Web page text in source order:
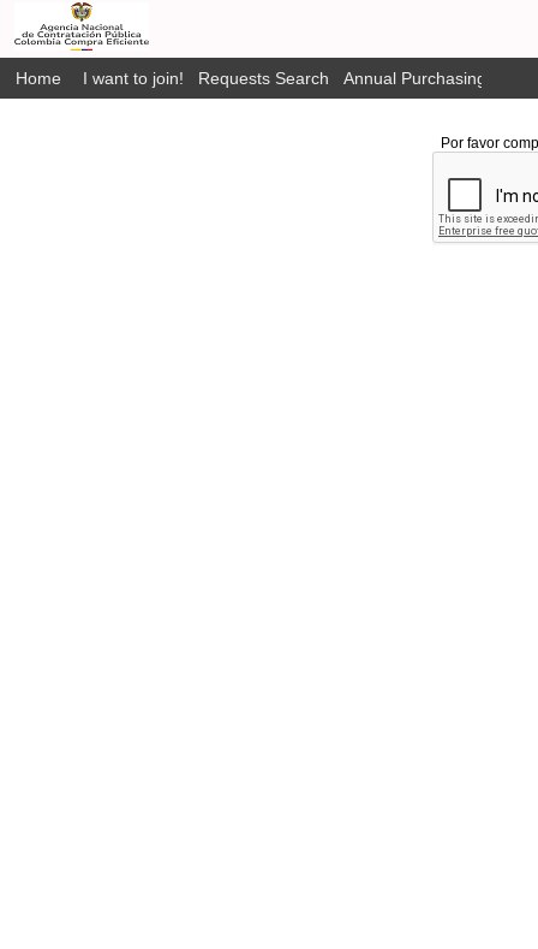
Home I want to join! Requests Search Annual Purchasing Plan
Por favor